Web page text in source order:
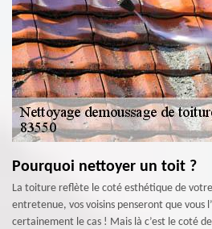
Pourquoi nettoyer un toit ?
La toiture reflète le coté esthétique de
entretenue, vos voisins penseront que vous
certainement le cas ! Mais là c’est le coté